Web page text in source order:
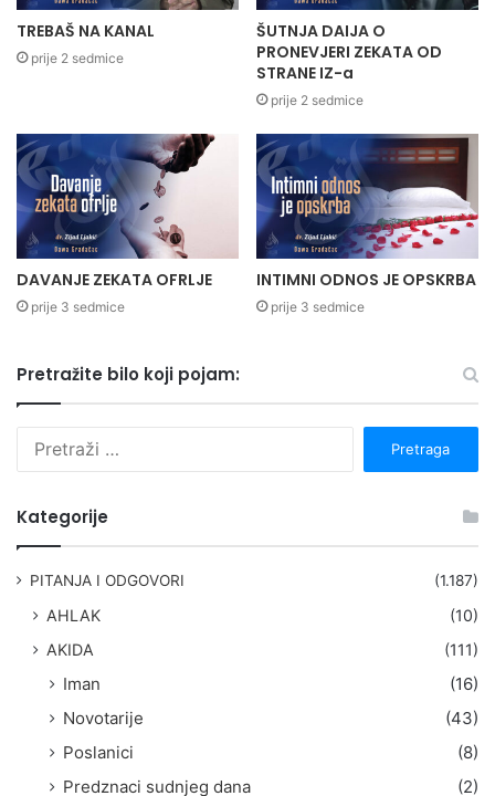
TREBAŠ NA KANAL
prije 2 sedmice
ŠUTNJA DAIJA O
PRONEVJERI ZEKATA OD
STRANE IZ-a
prije 2 sedmice
DAVANJE ZEKATA OFRLJE
prije 3 sedmice
INTIMNI ODNOS JE OPSKRBA
prije 3 sedmice
Pretražite bilo koji pojam:
Kategorije
PITANJA I ODGOVORI (1.187)
AHLAK
(10)
AKIDA
(111)
Iman
(16)
Novotarije
(43)
Poslanici
(8)
Predznaci sudnjeg dana
(2)